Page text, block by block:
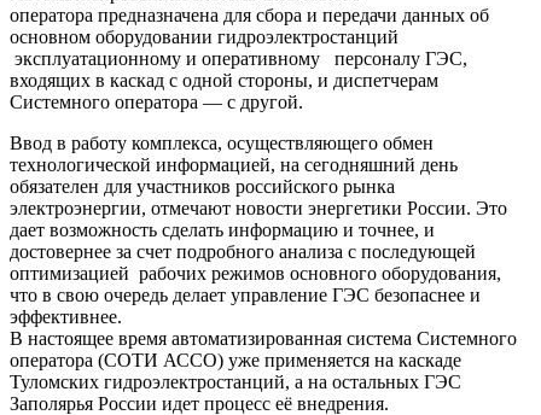
оператора предназначена для сбора и передачи данных об
основном оборудовании гидроэлектростанций
эксплуатационному и оперативному персоналу ГЭС,
входящих в каскад с одной стороны, и диспетчерам
Системного оператора — с другой.
Ввод в работу комплекса, осуществляющего обмен
технологической информацией, на сегодняшний день
обязателен для участников российского рынка
электроэнергии, отмечают новости энергетики России. Это
дает возможность сделать информацию и точнее, и
достовернее за счет подробного анализа с последующей
оптимизацией рабочих режимов основного оборудования,
что в свою очередь делает управление ГЭС безопаснее и
эффективнее.
В настоящее время автоматизированная система Системного
оператора (СОТИ АССО) уже применяется на каскаде
Туломских гидроэлектростанций, а на остальных ГЭС
Заполярья России идет процесс её внедрения.